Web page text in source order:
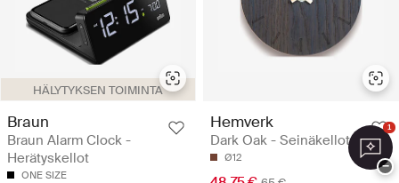
HÄLYTYKSEN TOIMINTA
Braun
Braun Alarm Clock -
Herätyskellot
ONE SIZE
Hemverk
Dark Oak - Seinäkellot
Ø12
1
−